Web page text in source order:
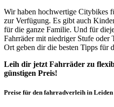
Wir haben hochwertige Citybikes
zur Verfügung. Es gibt auch
für die ganze Familie. Und für
Fahrräder mit niedriger Stufe oder
Ort geben dir die besten Tipps für
Leih dir jetzt Fahrräder zu
günstigen Preis!
Preise für den fahrradverleih in Leiden